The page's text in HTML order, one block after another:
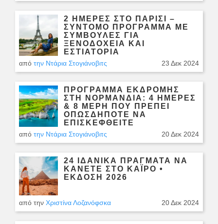
2 ΗΜΈΡΕΣ ΣΤΟ ΠΑΡΊΣΙ –
ΣΎΝΤΟΜΟ ΠΡΌΓΡΑΜΜΑ ΜΕ
ΣΥΜΒΟΥΛΈΣ ΓΙΑ
ΞΕΝΟΔΟΧΕΊΑ ΚΑΙ
ΕΣΤΙΑΤΌΡΙΑ
από την Ντάρια Στογιάνοβιτς 23 Δεκ 2024
ΠΡΌΓΡΑΜΜΑ ΕΚΔΡΟΜΉΣ
ΣΤΗ ΝΟΡΜΑΝΔΊΑ: 4 ΗΜΈΡΕΣ
& 8 ΜΈΡΗ ΠΟΥ ΠΡΈΠΕΙ
ΟΠΩΣΔΉΠΟΤΕ ΝΑ
ΕΠΙΣΚΕΦΘΕΊΤΕ
από την Ντάρια Στογιάνοβιτς 20 Δεκ 2024
24 ΙΔΑΝΙΚΑ ΠΡΆΓΜΑΤΑ ΝΑ
ΚΆΝΕΤΕ ΣΤΟ ΚΆΙΡΟ •
ΈΚΔΟΣΗ 2026
από την Χριστίνα Λοζανόφσκα 20 Δεκ 2024